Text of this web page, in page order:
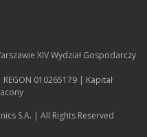
XIV Wydział Gospodarczy
010265179 | Kapitał
S.A. | All Rights Reserved